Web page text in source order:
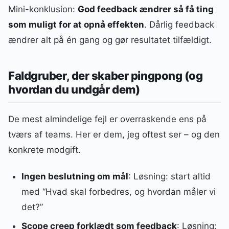
Mini-konklusion: God feedback ændrer så få ting
som muligt for at opnå effekten. Dårlig feedback
ændrer alt på én gang og gør resultatet tilfældigt.
Faldgruber, der skaber pingpong (og
hvordan du undgår dem)
De mest almindelige fejl er overraskende ens på
tværs af teams. Her er dem, jeg oftest ser – og den
konkrete modgift.
Ingen beslutning om mål: Løsning: start altid
med “Hvad skal forbedres, og hvordan måler vi
det?”
Scope creep forklædt som feedback: Løsning: